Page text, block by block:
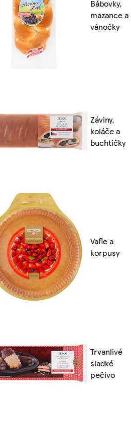
Bábovky,
mazance a
vánočky
Záviny,
koláče a
buchtičky
Vafle a
korpusy
Trvanlivé
sladké
pečivo